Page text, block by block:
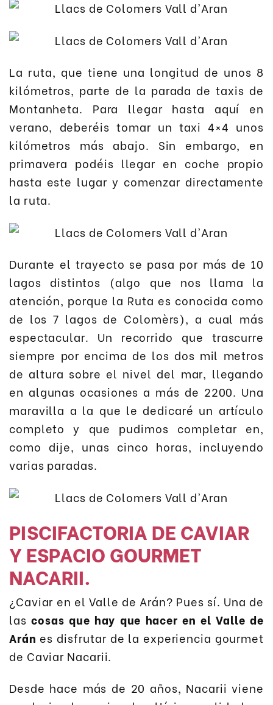
La ruta, que tiene una longitud de unos 8
kilómetros, parte de la parada de taxis de
Montanheta. Para llegar hasta aquí en
verano, deberéis tomar un taxi 4×4 unos
kilómetros más abajo. Sin embargo, en
primavera podéis llegar en coche propio
hasta este lugar y comenzar directamente
la ruta.
Durante el trayecto se pasa por más de 10
lagos distintos (algo que nos llama la
atención, porque la Ruta es conocida como
de los 7 lagos de Colomèrs), a cual más
espectacular. Un recorrido que trascurre
siempre por encima de los dos mil metros
de altura sobre el nivel del mar, llegando
en algunas ocasiones a más de 2200. Una
maravilla a la que le dedicaré un artículo
completo y que pudimos completar en,
como dije, unas cinco horas, incluyendo
varias paradas.
PISCIFACTORIA DE CAVIAR
Y ESPACIO GOURMET
NACARII.
¿Caviar en el Valle de Arán? Pues sí. Una de
las cosas que hay que hacer en el Valle de
Arán es disfrutar de la experiencia gourmet
de Caviar Nacarii.
Desde hace más de 20 años, Nacarii viene